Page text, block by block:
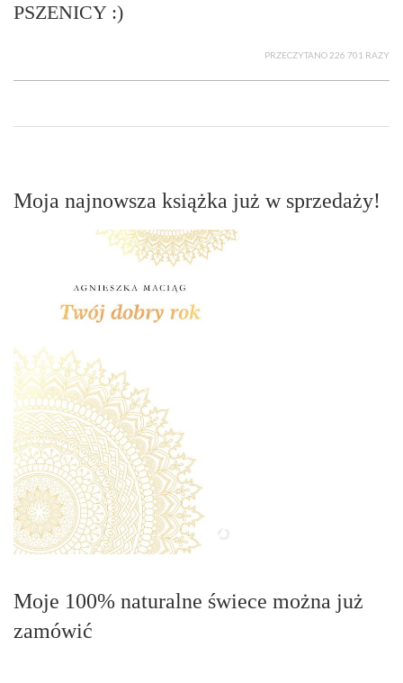
PSZENICY :)
PRZECZYTANO 226 701 RAZY
Moja najnowsza książka już w sprzedaży!
Moje 100% naturalne świece można już
zamówić